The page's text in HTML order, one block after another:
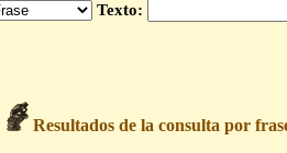
Texto:
Resultados de la consulta por